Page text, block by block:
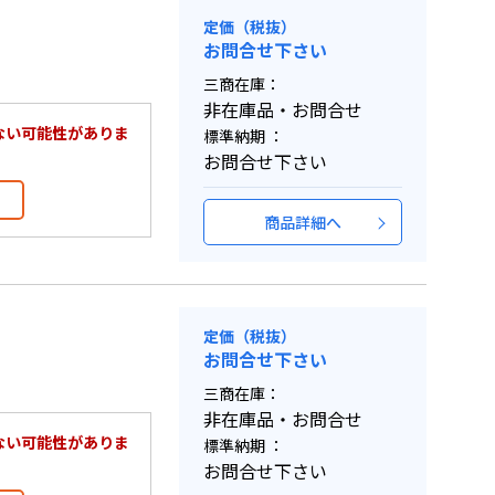
可能性がありま
定価（税抜）
お問合せ下さい
三商在庫：
非在庫品・お問合せ
標準納期 ：
お問合せ下さい
商品詳細へ
可能性がありま
定価（税抜）
お問合せ下さい
三商在庫：
非在庫品・お問合せ
標準納期 ：
お問合せ下さい